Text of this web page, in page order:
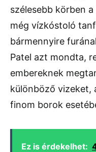
szélesebb körben
még vízkóstoló
bármennyire
Patel azt mondta,
embereknek
különböző vizeket,
finom borok
Ez is érdekelhet: